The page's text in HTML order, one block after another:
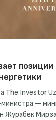
The Investor
—
Журабек